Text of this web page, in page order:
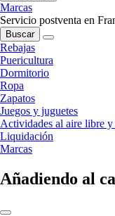
Marcas
Servicio postventa en
Buscar
Rebajas
Puericultura
Dormitorio
Ropa
Zapatos
Juegos y juguetes
Actividades al aire libre y
Liquidación
Marcas
Añadiendo al